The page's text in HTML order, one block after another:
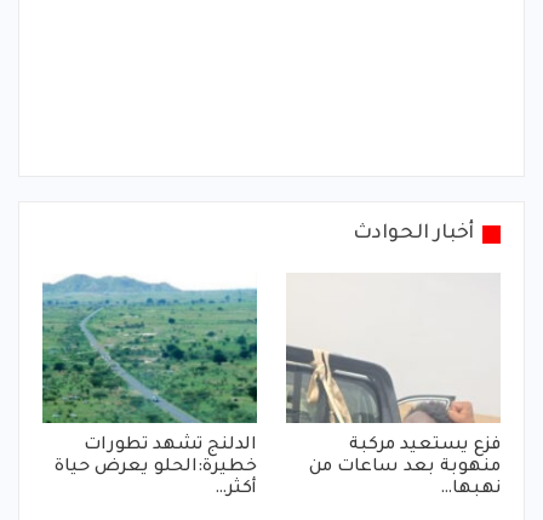
أخبار الحوادث
فزع يستعيد مركبة
منهوبة بعد ساعات من
نهبها…
الدلنج تشهد تطورات
خطيرة:الحلو يعرض حياة
أكثر…